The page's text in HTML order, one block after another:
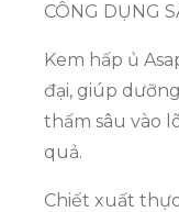
CÔNG DỤNG
Kem hấp ủ
đại, giúp
thấm sâu vào
quả.
Chiết xuất